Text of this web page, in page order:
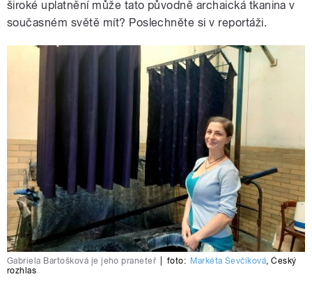
široké uplatnění může tato původně archaická tkanina v
současném světě mít? Poslechněte si v reportáži.
Gabriela Bartošková je jeho praneteř foto: Markéta Ševčíková,Český
rozhlas